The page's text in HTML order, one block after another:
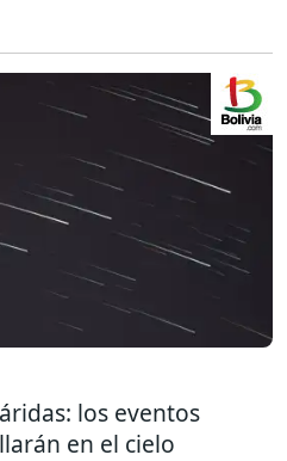
los eventos
en el cielo